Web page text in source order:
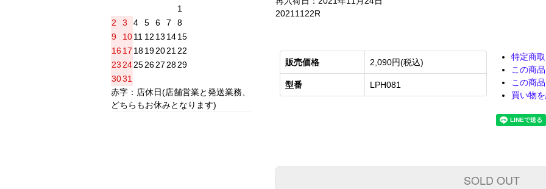
20211122R
販売価格 2,090円(税込)
型番 LPH081
特定商
この商
この商
買い物
SOLD OUT
1
2
3 4 5 6 7
8
9
1011 12 13 1415
16 17 18192021 22
23 24252627 2829
3031
赤字：店休日(店舗営業と発送業務、
どちらもお休みとなります)